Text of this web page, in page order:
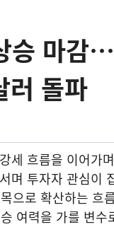
마감
러 돌파
세 흐름을 이어가
며 투자자 관심이
으로 확산하는 흐
여력을 가를 변수